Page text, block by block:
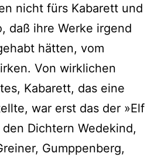
nicht fürs Kabarett und
daß ihre Werke irgend
hätten, vom
Von wirklichen
Kabarett, das eine
war erst das der »Elf
Dichtern Wedekind,
Gumppenberg,